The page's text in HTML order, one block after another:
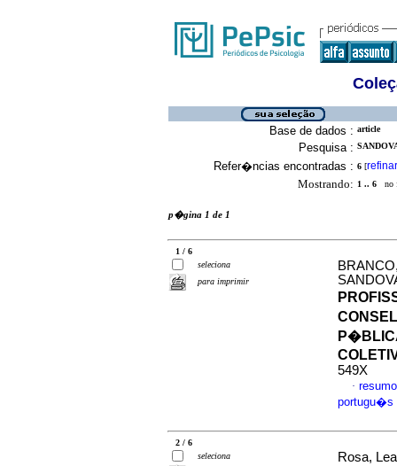
Base de dados : article
Pesquisa :
Refer�ncias encontradas : 6 [refinar
Mostrando: 1 .. 6 no
p�gina 1 de 1
1 / 6
seleciona
para imprimir
549X
·
portugu�s
2 / 6
seleciona
Rosa,